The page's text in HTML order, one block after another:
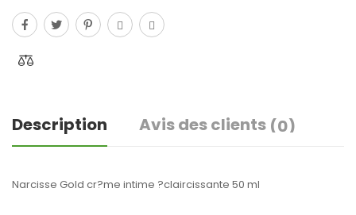
Description Avis des clients (0)
Narcisse Gold cr?me intime ?claircissante 50 ml